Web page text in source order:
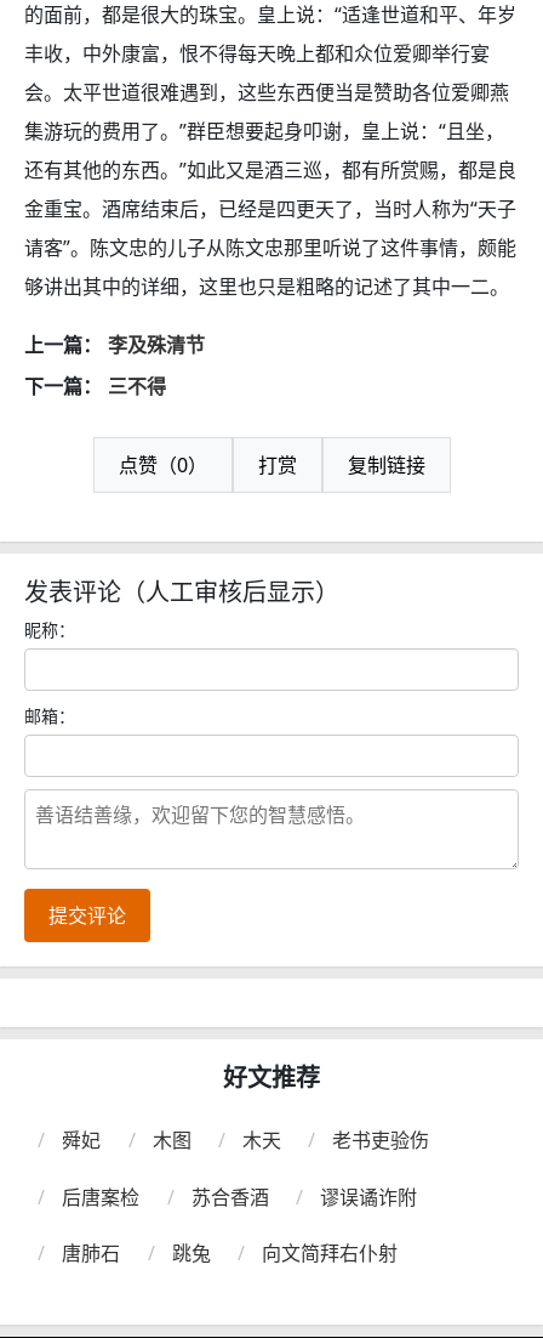
的面前，都是很大的珠宝。皇上说：“适逢世道和平、年岁
丰收，中外康富，恨不得每天晚上都和众位爱卿举行宴
会。太平世道很难遇到，这些东西便当是赞助各位爱卿燕
集游玩的费用了。”群臣想要起身叩谢，皇上说：“且坐，
还有其他的东西。”如此又是酒三巡，都有所赏赐，都是良
金重宝。酒席结束后，已经是四更天了，当时人称为“天子
请客”。陈文忠的儿子从陈文忠那里听说了这件事情，颇能
够讲出其中的详细，这里也只是粗略的记述了其中一二。
上一篇：
李及殊清节
下一篇：
三不得
点赞（0） 打赏 复制链接
发表评论（人工审核后显示）
昵称：
邮箱：
提交评论
好文推荐
舜妃 木图 木天 老书吏验伤
后唐案检 苏合香酒 谬误谲诈附
唐肺石 跳兔 向文简拜右仆射